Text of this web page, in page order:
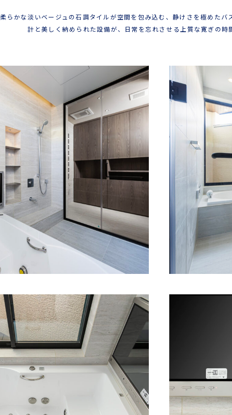
柔らかな淡いベージュの石調タイルが空間を包み込む、静けさを極めたバ
計と美しく納められた設備が、日常を忘れさせる上質な寛ぎの時